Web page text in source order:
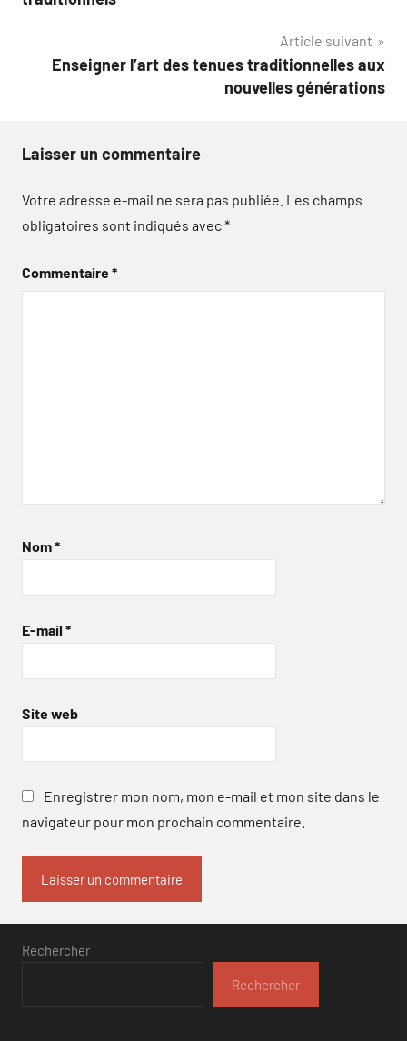
Article suivant
Enseigner l’art des tenues traditionnelles aux
nouvelles générations
Laisser un commentaire
Votre adresse e-mail ne sera pas publiée. Les champs
obligatoires sont indiqués avec*
Commentaire*
Nom*
E-mail *
Site web
Enregistrer mon nom, mon e-mail et mon site dans le
navigateur pour mon prochain commentaire.
Rechercher
Rechercher